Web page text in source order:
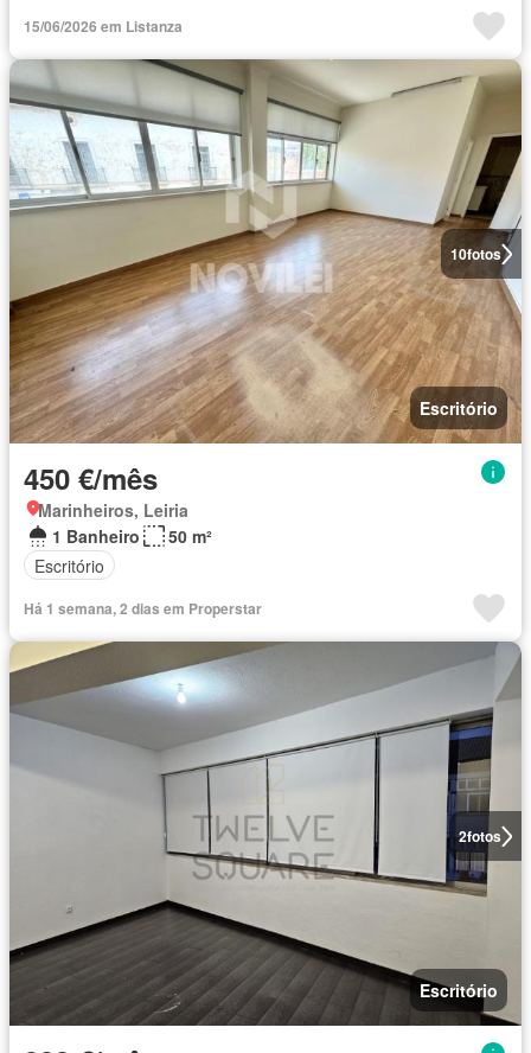
15/06/2026 em Listanza
10fotos
Escritório
450 €/mês
Marinheiros, Leiria
1 Banheiro
50 m²
Escritório
Há 1 semana, 2 dias em Properstar
2fotos
Escritório